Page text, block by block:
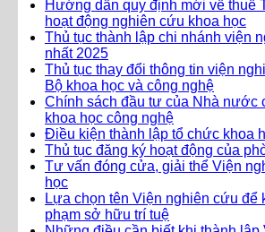
Hướng dẫn quy định mới về thuế
hoạt động nghiên cứu khoa học
Thủ tục thành lập chi nhánh viện
nhất 2025
Thủ tục thay đổi thông tin viện
Bộ khoa học và công nghệ
Chính sách đầu tư của Nhà nước
khoa học công nghệ
Điều kiện thành lập tổ chức khoa
Thủ tục đăng ký hoạt động của
Tư vấn đóng cửa, giải thể Viện
học
Lựa chọn tên Viện nghiên cứu để
phạm sở hữu trí tuệ